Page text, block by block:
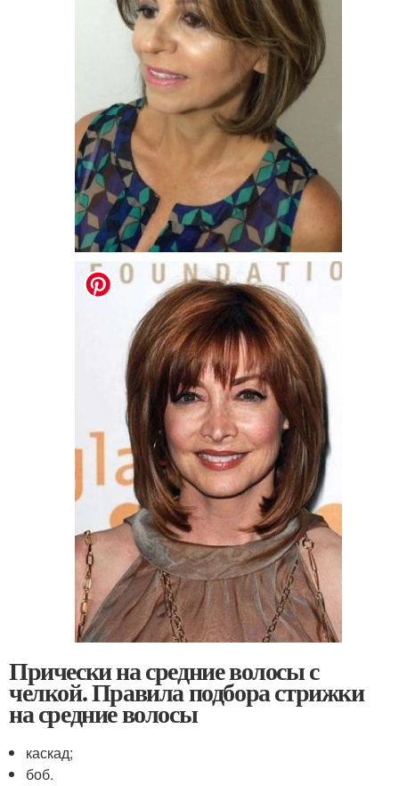
Прически на средние волосы с
челкой. Правила подбора стрижки
на средние волосы
каскад;
боб.